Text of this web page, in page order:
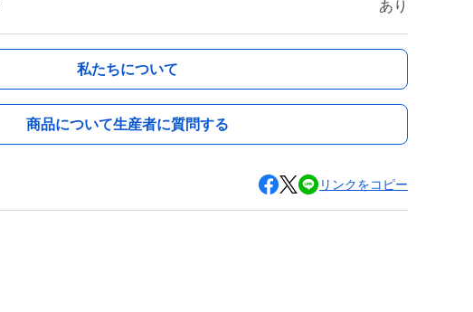
あり
私たちについて
商品について生産者に質問する
リンクをコピー